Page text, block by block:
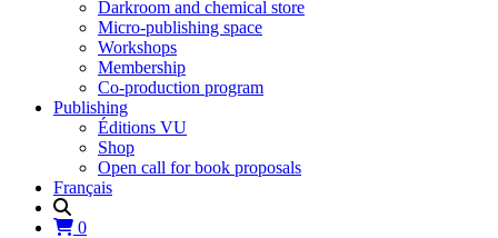
Darkroom and chemical store
Micro-publishing space
Workshops
Membership
Co-production program
Publishing
Éditions VU
Shop
Open call for book proposals
Français
0